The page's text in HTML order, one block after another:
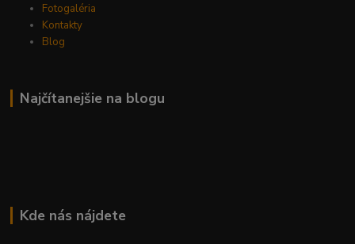
Fotogaléria
Kontakty
Blog
Najčítanejšie na blogu
Kde nás nájdete